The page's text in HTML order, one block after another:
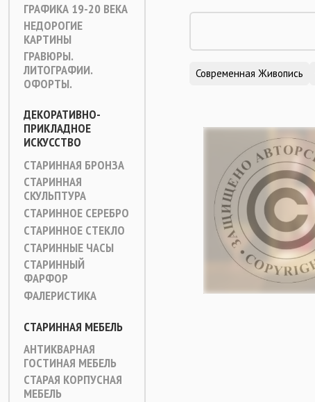
ГРАФИКА 19-20 ВЕКА
НЕДОРОГИЕ
КАРТИНЫ
ГРАВЮРЫ.
ЛИТОГРАФИИ.
ОФОРТЫ.
ДЕКОРАТИВНО-
ПРИКЛАДНОЕ
ИСКУССТВО
СТАРИННАЯ БРОНЗА
СТАРИННАЯ
СКУЛЬПТУРА
СТАРИННОЕ СЕРЕБРО
СТАРИННОЕ СТЕКЛО
СТАРИННЫЕ ЧАСЫ
СТАРИННЫЙ
ФАРФОР
ФАЛЕРИСТИКА
СТАРИННАЯ МЕБЕЛЬ
АНТИКВАРНАЯ
ГОСТИНАЯ МЕБЕЛЬ
СТАРАЯ КОРПУСНАЯ
МЕБЕЛЬ
Современная Живопись